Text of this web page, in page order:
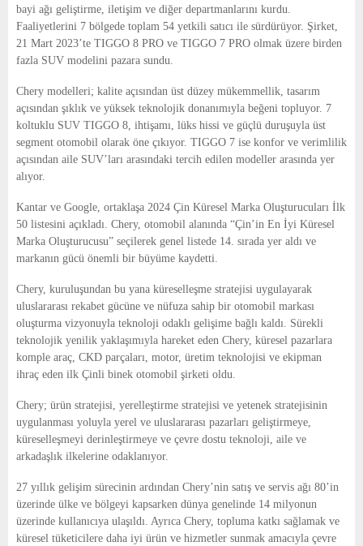
bayi ağı geliştirme, iletişim ve diğer departmanlarını kurdu.
Faaliyetlerini 7 bölgede toplam 54 yetkili satıcı ile sürdürüyor. Şirket,
21 Mart 2023’te TIGGO 8 PRO ve TIGGO 7 PRO olmak üzere birden
fazla SUV modelini pazara sundu.
Chery modelleri; kalite açısından üst düzey mükemmellik, tasarım
açısından şıklık ve yüksek teknolojik donanımıyla beğeni topluyor. 7
koltuklu SUV TIGGO 8, ihtişamı, lüks hissi ve güçlü duruşuyla üst
segment otomobil olarak öne çıkıyor. TIGGO 7 ise konfor ve verimlilik
açısından aile SUV’ları arasındaki tercih edilen modeller arasında yer
alıyor.
Kantar ve Google, ortaklaşa 2024 Çin Küresel Marka Oluşturucuları İlk
50 listesini açıkladı. Chery, otomobil alanında “Çin’in En İyi Küresel
Marka Oluşturucusu” seçilerek genel listede 14. sırada yer aldı ve
markanın gücü önemli bir büyüme kaydetti.
Chery, kuruluşundan bu yana küreselleşme stratejisi uygulayarak
uluslararası rekabet gücüne ve nüfuza sahip bir otomobil markası
oluşturma vizyonuyla teknoloji odaklı gelişime bağlı kaldı. Sürekli
teknolojik yenilik yaklaşımıyla hareket eden Chery, küresel pazarlara
komple araç, CKD parçaları, motor, üretim teknolojisi ve ekipman
ihraç eden ilk Çinli binek otomobil şirketi oldu.
Chery; ürün stratejisi, yerelleştirme stratejisi ve yetenek stratejisinin
uygulanması yoluyla yerel ve uluslararası pazarları geliştirmeye,
küreselleşmeyi derinleştirmeye ve çevre dostu teknoloji, aile ve
arkadaşlık ilkelerine odaklanıyor.
27 yıllık gelişim sürecinin ardından Chery’nin satış ve servis ağı 80’in
üzerinde ülke ve bölgeyi kapsarken dünya genelinde 14 milyonun
üzerinde kullanıcıya ulaşıldı. Ayrıca Chery, topluma katkı sağlamak ve
küresel tüketicilere daha iyi ürün ve hizmetler sunmak amacıyla çevre